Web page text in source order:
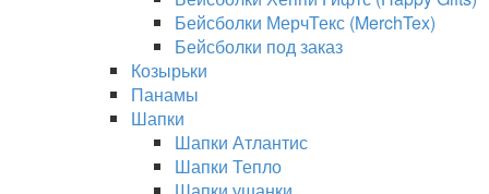
Бейсболки МерчТекс (MerchTex)
Бейсболки под заказ
Козырьки
Панамы
Шапки
Шапки Атлантис
Шапки Тепло